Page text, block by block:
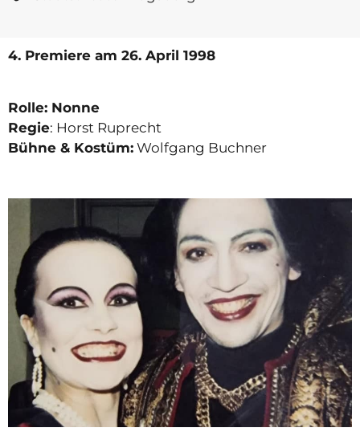
4. Premiere am 26. April 1998
Rolle: Nonne
Regie: Horst Ruprecht
Bühne & Kostüm: Wolfgang Buchner